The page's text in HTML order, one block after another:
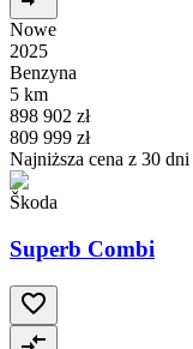
Nowe
2025
Benzyna
5 km
898 902 zł
809 999 zł
Najniższa cena z 30 dni
Škoda
Superb Combi